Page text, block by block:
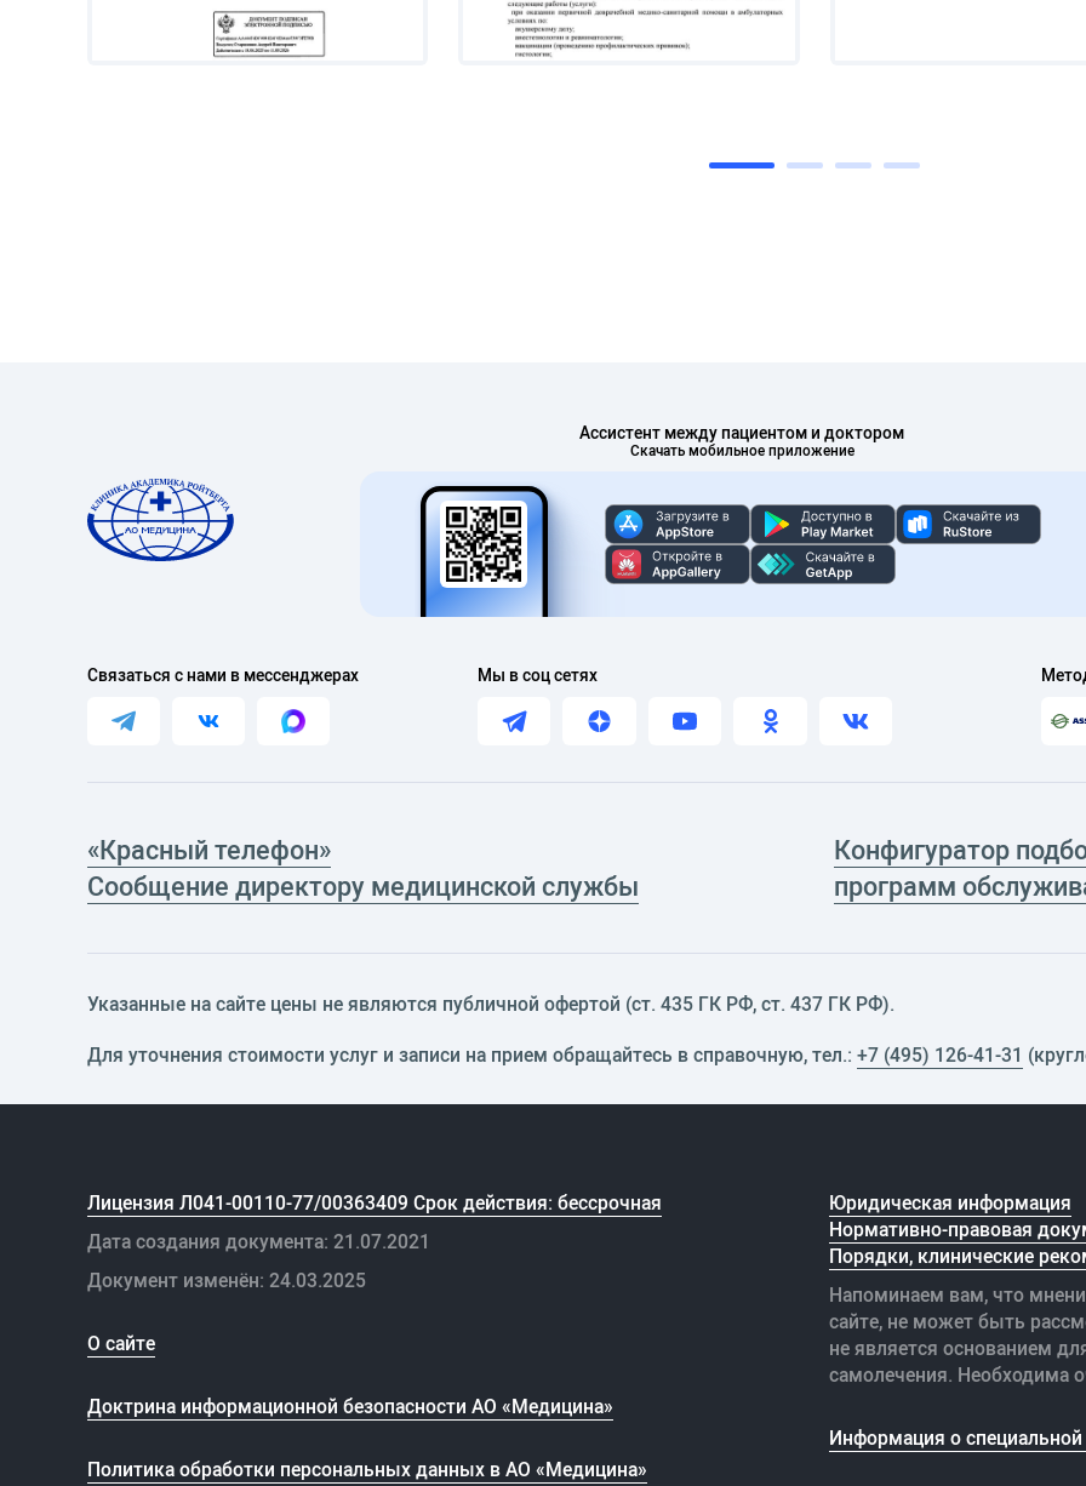
Ассистент между пациентом и доктором
Скачать мобильное приложение
Связаться с нами в мессенджерах Мы в соц сетях
«Красный телефон»
Сообщение директору медицинской службы
Конфигуратор
программ
Указанные на сайте цены не являются публичной офертой (ст. 435 ГК РФ, cт. 437 ГК РФ).
Для уточнения стоимости услуг и записи на прием обращайтесь в справочную, тел.: +7 (495) 126-41-31
Лицензия Л041-00110-77/00363409 Срок действия: бессрочная
Дата создания документа: 21.07.2021
Документ изменён: 24.03.2025
О сайте
Доктрина информационной безопасности АО «Медицина»
Политика обработки персональных данных в АО «Медицина»
Юридическая информация
Нормативно-правовая
Порядки, клинические
Напоминаем вам, что
сайте, не может быть
не является основанием
самолечения. Необходима
Информация о